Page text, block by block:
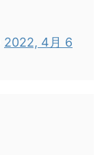
2022, 4月 6